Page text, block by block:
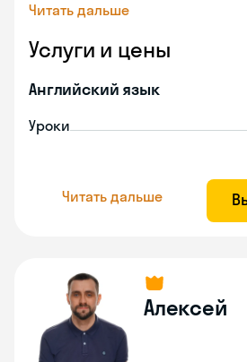
Читать дальше
Услуги и цены
Английский язык
Уроки
Читать дальше
Алексей